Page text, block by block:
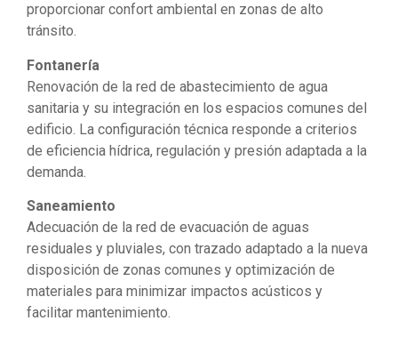
proporcionar confort ambiental en zonas de alto
tránsito.
Fontanería
Renovación de la red de abastecimiento de agua
sanitaria y su integración en los espacios comunes del
edificio. La configuración técnica responde a criterios
de eficiencia hídrica, regulación y presión adaptada a la
demanda.
Saneamiento
Adecuación de la red de evacuación de aguas
residuales y pluviales, con trazado adaptado a la nueva
disposición de zonas comunes y optimización de
materiales para minimizar impactos acústicos y
facilitar mantenimiento.